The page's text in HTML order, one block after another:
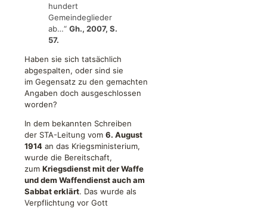
hundert
Gemeindeglieder
ab…“ Gh., 2007, S.
57.
Haben sie sich tatsächlich
abgespalten, oder sind sie
im Gegensatz zu den gemachten
Angaben doch ausgeschlossen
worden?
In dem bekannten Schreiben
der STA-Leitung vom 6. August
1914 an das Kriegsministerium,
wurde die Bereitschaft,
zum Kriegsdienst mit der Waffe
und dem Waffendienst auch am
Sabbat erklärt. Das wurde als
Verpflichtung vor Gott